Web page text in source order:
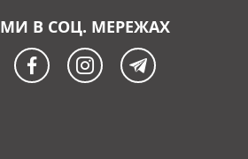
МИ В СОЦ. МЕРЕЖАХ